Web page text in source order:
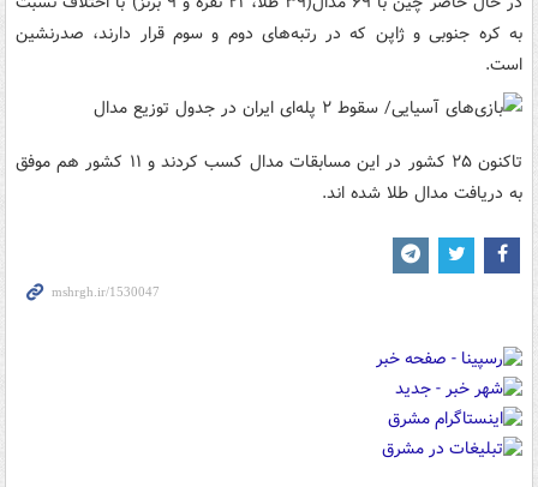
به کره جنوبی و ژاپن که در رتبه‌های دوم و سوم قرار دارند، صدرنشین
است.
تاکنون ۲۵ کشور در این مسابقات مدال کسب کردند و ۱۱ کشور هم موفق
به دریافت مدال طلا شده اند.